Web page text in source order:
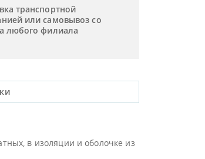
транспортной
или самовывоз со
любого филиала
в изоляции и оболочке из